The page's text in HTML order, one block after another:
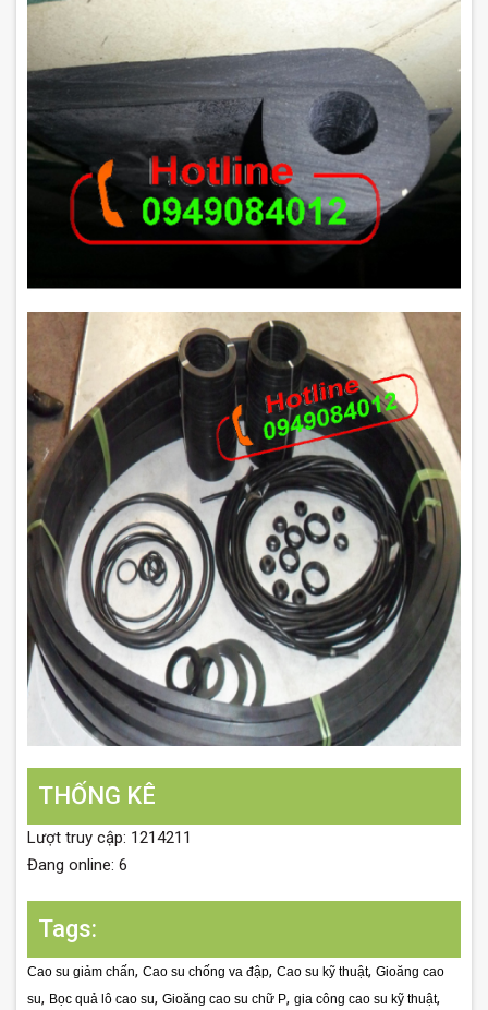
THỐNG KÊ
Lượt truy cập: 1214211
Đang online: 6
Tags:
Cao su giảm chấn, Cao su chống va đập, Cao su kỹ thuật, Gioăng cao
su, Bọc quả lô cao su, Gioăng cao su chữ P, gia công cao su kỹ thuật,